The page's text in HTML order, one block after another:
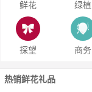
鲜花 绿植
探望 商务
热销鲜花礼品